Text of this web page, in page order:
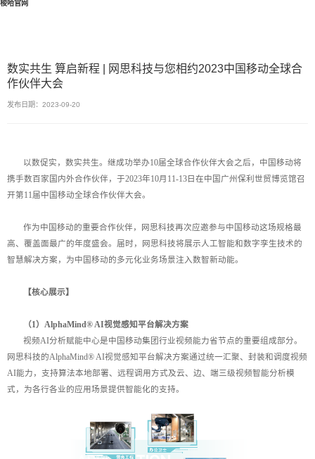
梭哈官网
数实共生 算启新程 | 网思科技与您相约2023中国移动全球合
作伙伴大会
发布日期：2023-09-20
以数促实，数实共生。继成功举办10届全球合作伙伴大会之后，中国移动将
携手数百家国内外合作伙伴，于2023年10月11-13日在中国广州保利世贸博览馆召
开第11届中国移动全球合作伙伴大会。
作为中国移动的重要合作伙伴，网思科技再次应邀参与中国移动这场规格最
高、覆盖面最广的年度盛会。届时，网思科技将展示人工智能和数字孪生技术的
智慧解决方案，为中国移动的多元化业务场景注入数智新动能。
【核心展示】
（1）AlphaMind® AI视觉感知平台解决方案
视频AI分析赋能中心是中国移动集团行业视频能力省节点的重要组成部分。
网思科技的AlphaMind® AI视觉感知平台解决方案通过统一汇聚、封装和调度视频
AI能力，支持算法本地部署、远程调用方式及云、边、端三级视频智能分析模
式，为各行各业的应用场景提供智能化的支持。